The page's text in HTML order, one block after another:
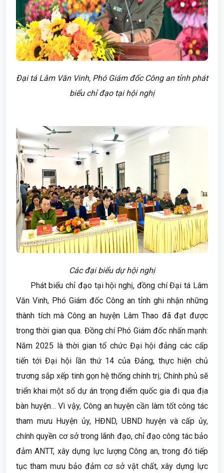
Đại tá Lâm Văn Vinh, Phó Giám đốc Công an tỉnh phát
biểu chỉ đạo tại hội nghị
Các đại biểu dự hội nghị
Phát biểu chỉ đạo tại hội nghị, đồng chí Đại tá Lâm
Văn Vinh, Phó Giám đốc Công an tỉnh ghi nhận những
thành tích mà Công an huyện Lâm Thao đã đạt được
trong thời gian qua. Đồng chí Phó Giám đốc nhấn mạnh:
Năm 2025 là thời gian tổ chức Đại hội đảng các cấp
tiến tới Đại hội lần thứ 14 của Đảng; thực hiện chủ
trương sắp xếp tinh gọn hệ thống chính trị; Chính phủ sẽ
triển khai một số dự án trọng điểm quốc gia đi qua địa
bàn huyện… Vì vậy, Công an huyện cần làm tốt công tác
tham mưu Huyện ủy, HĐND, UBND huyện và cấp ủy,
chính quyền cơ sở trong lãnh đạo, chỉ đạo công tác bảo
đảm ANTT, xây dựng lực lượng Công an, trong đó tiếp
tục tham mưu bảo đảm cơ sở vật chất, xây dựng lực